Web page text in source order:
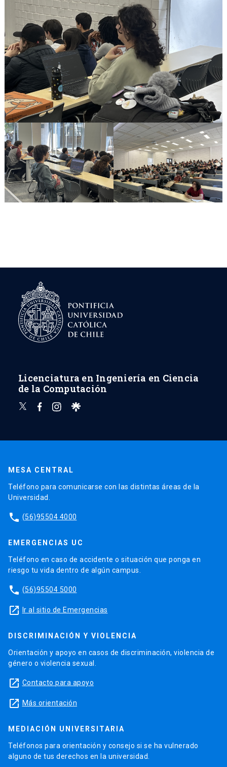
Licenciatura en Ingeniería en Ciencia
de la Computación
MESA CENTRAL
Teléfono para comunicarse con las distintas áreas de la
Universidad.
phone (56)95504 4000
EMERGENCIAS UC
Teléfono en caso de accidente o situación que ponga en
riesgo tu vida dentro de algún campus.
phone (56)95504 5000
launch Ir al sitio de Emergencias
DISCRIMINACIÓN Y VIOLENCIA
Orientación y apoyo en casos de discriminación, violencia de
género o violencia sexual.
launch Contacto para apoyo
launch Más orientación
MEDIACIÓN UNIVERSITARIA
Teléfonos para orientación y consejo si se ha vulnerado
alguno de tus derechos en la universidad.